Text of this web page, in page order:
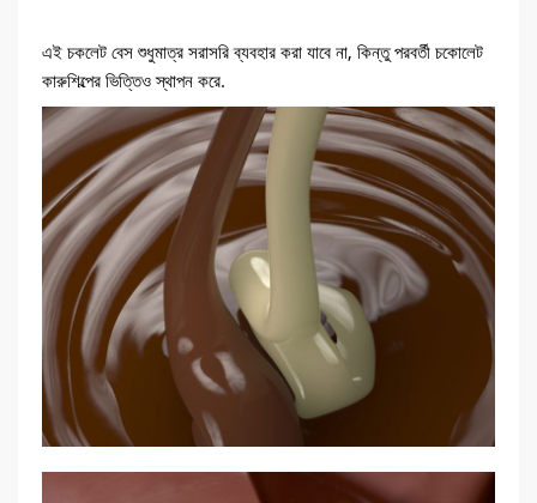
এই চকলেট বেস শুধুমাত্র সরাসরি ব্যবহার করা যাবে না, কিন্তু পরবর্তী চকোলেট
কারুশিল্পের ভিত্তিও স্থাপন করে.